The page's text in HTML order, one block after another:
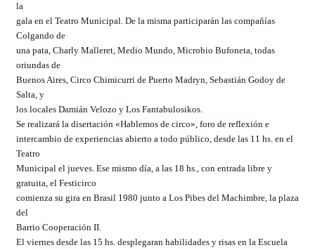
la
gala en el Teatro Municipal. De la misma participarán las compañías
Colgando de
una pata, Charly Malleret, Medio Mundo, Microbio Bufoneta, todas
oriundas de
Buenos Aires, Circo Chimicurri de Puerto Madryn, Sebastián Godoy de
Salta, y
los locales Damián Velozo y Los Fantabulosikos.
Se realizará la disertación «Hablemos de circo», foro de reflexión e
intercambio de experiencias abierto a todo público, desde las 11 hs. en el
Teatro
Municipal el jueves. Ese mismo día, a las 18 hs., con entrada libre y
gratuita, el Festicirco
comienza su gira en Brasil 1980 junto a Los Pibes del Machimbre, la plaza
del
Barrio Cooperación II.
El viernes desde las 15 hs. desplegaran habilidades y risas en la Escuela